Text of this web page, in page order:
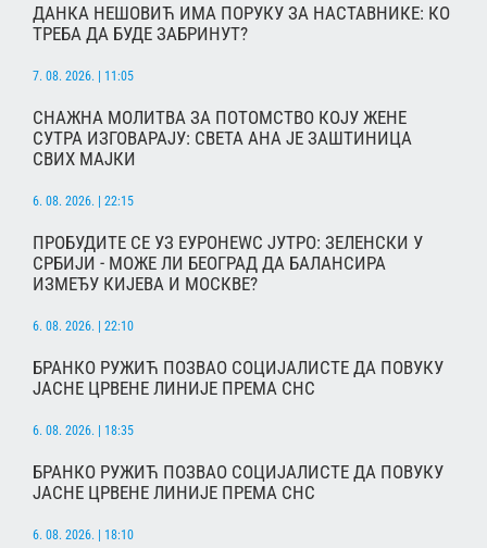
ДАНКА НЕШОВИЋ ИМА ПОРУКУ ЗА НАСТАВНИКЕ: КО
ТРЕБА ДА БУДЕ ЗАБРИНУТ?
7. 08. 2026. | 11:05
СНАЖНА МОЛИТВА ЗА ПОТОМСТВО КОЈУ ЖЕНЕ
СУТРА ИЗГОВАРАЈУ: СВЕТА АНА ЈЕ ЗАШТИНИЦА
СВИХ МАЈКИ
6. 08. 2026. | 22:15
ПРОБУДИТЕ СЕ УЗ ЕУРОНЕWС ЈУТРО: ЗЕЛЕНСКИ У
СРБИЈИ - МОЖЕ ЛИ БЕОГРАД ДА БАЛАНСИРА
ИЗМЕЂУ КИЈЕВА И МОСКВЕ?
6. 08. 2026. | 22:10
БРАНКО РУЖИЋ ПОЗВАО СОЦИЈАЛИСТЕ ДА ПОВУКУ
ЈАСНЕ ЦРВЕНЕ ЛИНИЈЕ ПРЕМА СНС
6. 08. 2026. | 18:35
БРАНКО РУЖИЋ ПОЗВАО СОЦИЈАЛИСТЕ ДА ПОВУКУ
ЈАСНЕ ЦРВЕНЕ ЛИНИЈЕ ПРЕМА СНС
6. 08. 2026. | 18:10